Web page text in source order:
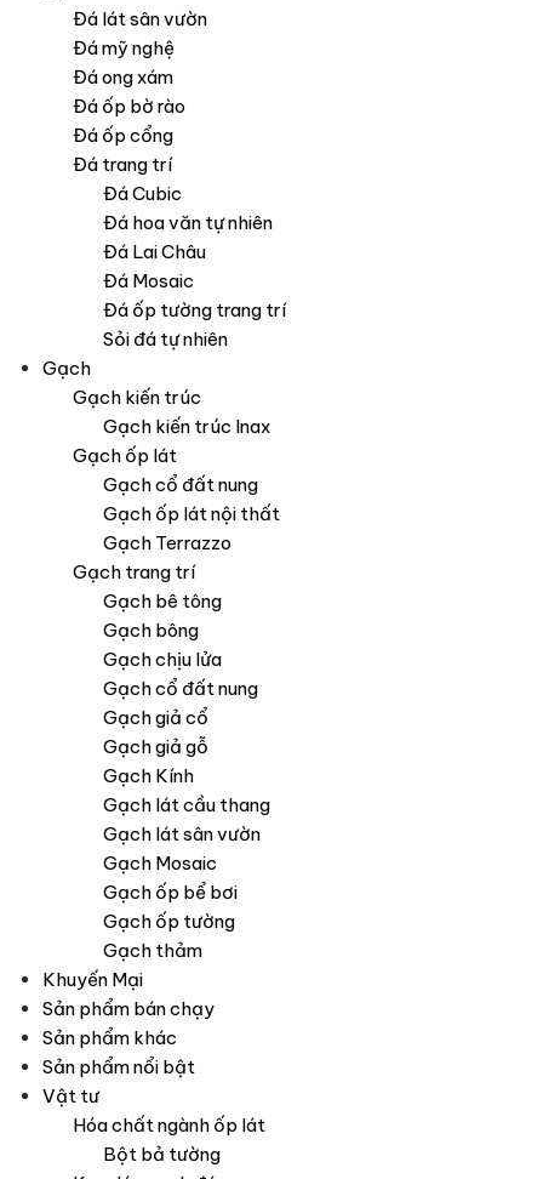
Đá lát sân vườn
Đá mỹ nghệ
Đá ong xám
Đá ốp bờ rào
Đá ốp cổng
Đá trang trí
Đá Cubic
Đá hoa văn tự nhiên
Đá Lai Châu
Đá Mosaic
Đá ốp tường trang trí
Sỏi đá tự nhiên
Gạch
Gạch kiến trúc
Gạch kiến trúc Inax
Gạch ốp lát
Gạch cổ đất nung
Gạch ốp lát nội thất
Gạch Terrazzo
Gạch trang trí
Gạch bê tông
Gạch bông
Gạch chịu lửa
Gạch cổ đất nung
Gạch giả cổ
Gạch giả gỗ
Gạch Kính
Gạch lát cầu thang
Gạch lát sân vườn
Gạch Mosaic
Gạch ốp bể bơi
Gạch ốp tường
Gạch thảm
Khuyến Mại
Sản phẩm bán chạy
Sản phẩm khác
Sản phẩm nổi bật
Vật tư
Hóa chất ngành ốp lát
Bột bả tường